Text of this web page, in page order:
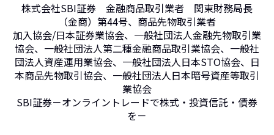
株式会社SBI証券 金融商品取引業者 関東財務局長
（金商）第44号、商品先物取引業者
加入協会/日本証券業協会、一般社団法人金融先物取引業
協会、一般社団法人第二種金融商品取引業協会、一般社
団法人資産運用業協会、一般社団法人日本STO協会、日
本商品先物取引協会、一般社団法人日本暗号資産等取引
業協会
SBI証券－オンライントレードで株式・投資信託・債券
を－